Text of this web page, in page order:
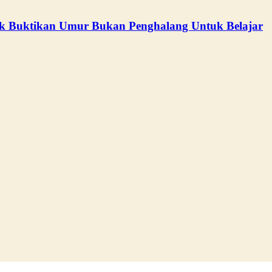
Buktikan Umur Bukan Penghalang Untuk Belajar